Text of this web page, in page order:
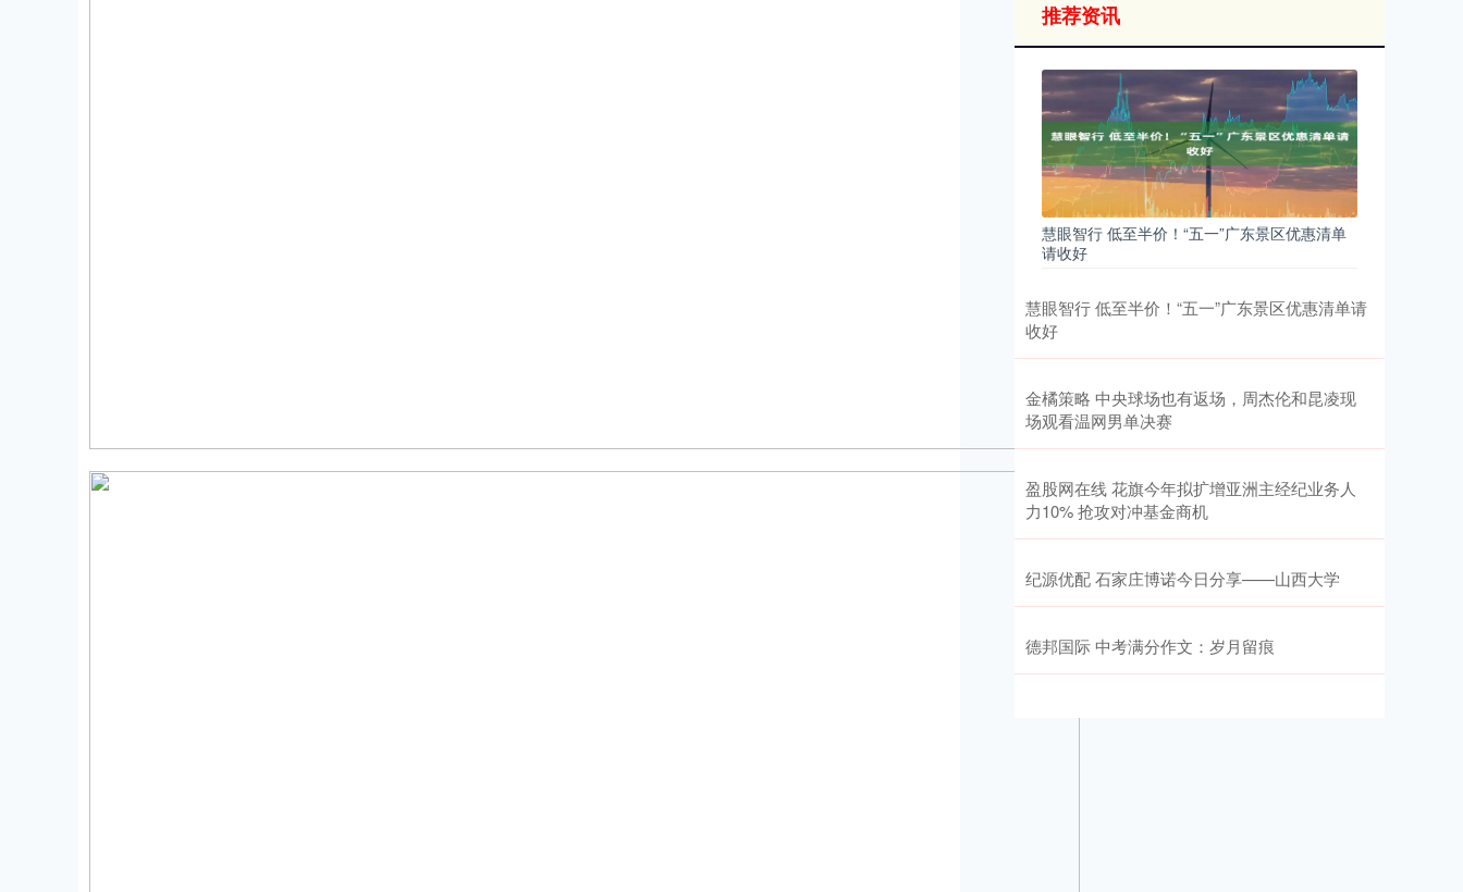
推荐资讯
慧眼智行 低至半价！“五一”广东景区优惠清单
请收好
慧眼智行 低至半价！“五一”广东景区优惠清单请
收好
金橘策略 中央球场也有返场，周杰伦和昆凌现
场观看温网男单决赛
盈股网在线 花旗今年拟扩增亚洲主经纪业务人
力10% 抢攻对冲基金商机
纪源优配 石家庄博诺今日分享——山西大学
德邦国际 中考满分作文：岁月留痕